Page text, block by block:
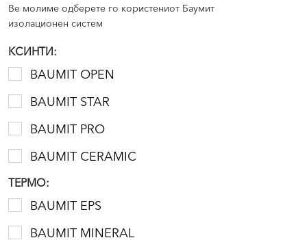
Ве молиме одберете го користениот Баумит
изолационен систем
КСИНТИ:
BAUMIT OPEN
BAUMIT STAR
BAUMIT PRO
BAUMIT CERAMIC
ТЕРМО:
BAUMIT EPS
BAUMIT MINERAL